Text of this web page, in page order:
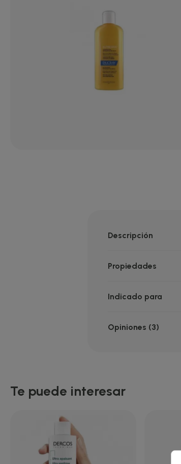
Descripción
Propiedades
Indicado para
Opiniones (3)
Te puede interesar